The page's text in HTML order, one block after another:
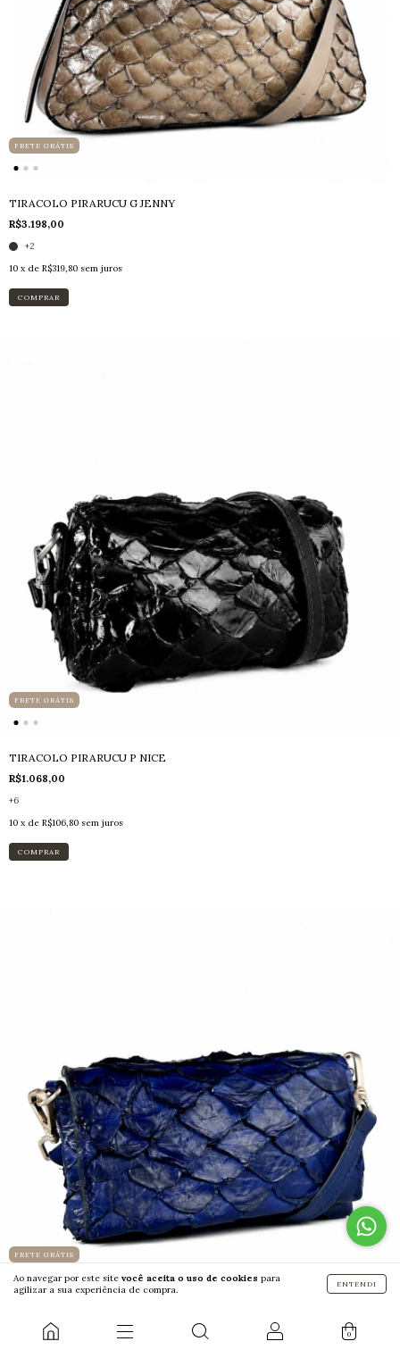
Ao navegar por este site você aceita o uso de cookies para
agilizar a sua experiência de compra.
ENTENDI
0
FRETE GRÁTIS
TIRACOLO PIRARUCU G JENNY
R$3.198,00
+2
10 x de R$319,80 sem juros
COMPRAR
FRETE GRÁTIS
TIRACOLO PIRARUCU P NICE
R$1.068,00
+6
10 x de R$106,80 sem juros
COMPRAR
FRETE GRÁTIS
R$998,00